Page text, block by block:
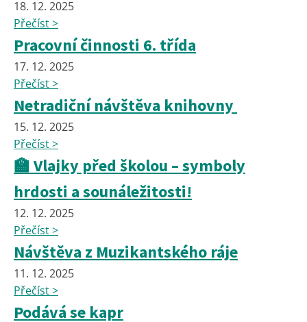
18. 12. 2025
Přečíst >
Pracovní činnosti 6. třída
17. 12. 2025
Přečíst >
Netradiční návštěva knihovny
15. 12. 2025
Přečíst >
🏫 Vlajky před školou – symboly
hrdosti a sounáležitosti!
12. 12. 2025
Přečíst >
Návštěva z Muzikantského ráje
11. 12. 2025
Přečíst >
Podává se kapr